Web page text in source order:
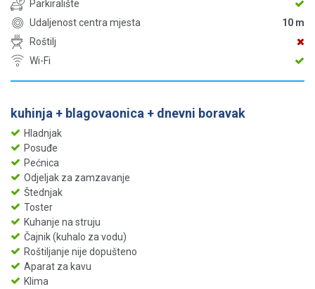
Parkiralište
Udaljenost centra mjesta
10 m
Roštilj
Wi-Fi
kuhinja + blagovaonica + dnevni boravak
Hladnjak
Posuđe
Pećnica
Odjeljak za zamzavanje
Štednjak
Toster
Kuhanje na struju
Čajnik (kuhalo za vodu)
Roštiljanje nije dopušteno
Aparat za kavu
Klima